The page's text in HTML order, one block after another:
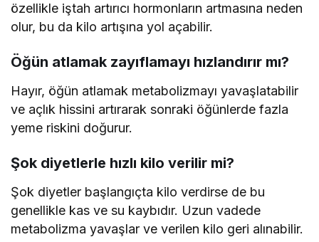
özellikle iştah artırıcı hormonların artmasına neden
olur, bu da kilo artışına yol açabilir.
Öğün atlamak zayıflamayı hızlandırır mı?
Hayır, öğün atlamak metabolizmayı yavaşlatabilir
ve açlık hissini artırarak sonraki öğünlerde fazla
yeme riskini doğurur.
Şok diyetlerle hızlı kilo verilir mi?
Şok diyetler başlangıçta kilo verdirse de bu
genellikle kas ve su kaybıdır. Uzun vadede
metabolizma yavaşlar ve verilen kilo geri alınabilir.